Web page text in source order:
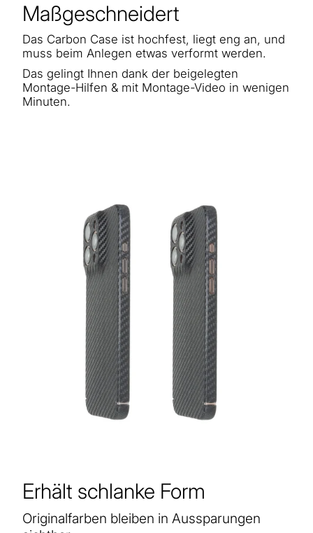
Maßgeschneidert
Das Carbon Case ist hochfest, liegt eng an, und
muss beim Anlegen etwas verformt werden.
Das gelingt Ihnen dank der beigelegten
Montage-Hilfen & mit Montage-Video in wenigen
Minuten.
Erhält schlanke Form
Originalfarben bleiben in Aussparungen